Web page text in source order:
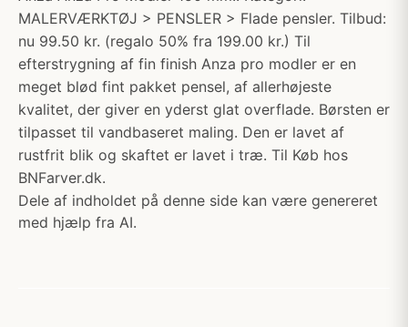
MALERVÆRKTØJ > PENSLER > Flade pensler. Tilbud:
nu 99.50 kr. (regalo 50% fra 199.00 kr.) Til
efterstrygning af fin finish Anza pro modler er en
meget blød fint pakket pensel, af allerhøjeste
kvalitet, der giver en yderst glat overflade. Børsten er
tilpasset til vandbaseret maling. Den er lavet af
rustfrit blik og skaftet er lavet i træ. Til Køb hos
BNFarver.dk.
Dele af indholdet på denne side kan være genereret
med hjælp fra AI.